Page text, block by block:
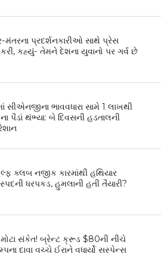
મંતરના પ્રદર્શનકારીઓ સાથે પ્રેસ
કહ્યું- તેમને દેશના યુવાનો પર ગર્વ છે
સીએનજીના ભાવવધારા સામે 1 લાખથી
પૈડાં થંભ્યા: બે દિવસની હડતાલની
ક્લબ નજીક કારમાંથી હથિયાર
ધરપકડ, હુમલાની હતી તૈયારી?
મોટા સંકેત! બ્રેન્ટ ક્રૂડ $80ની નીચે
દાવા વચ્ચે ઈરાને વધાર્યો સસ્પેન્સ